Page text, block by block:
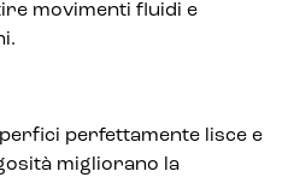
movimenti fluidi e
perfettamente lisce e
migliorano la